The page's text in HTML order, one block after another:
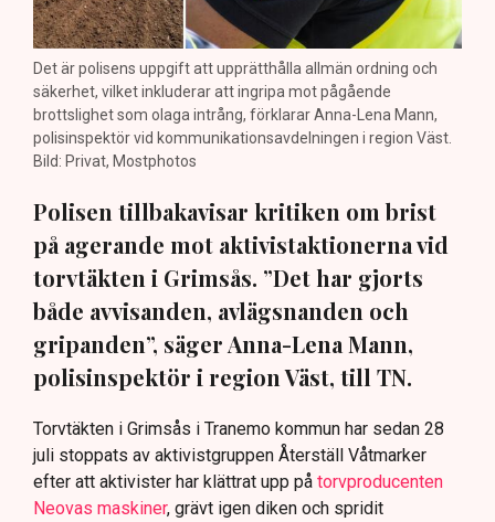
Det är polisens uppgift att upprätthålla allmän ordning och
säkerhet, vilket inkluderar att ingripa mot pågående
brottslighet som olaga intrång, förklarar Anna-Lena Mann,
polisinspektör vid kommunikationsavdelningen i region Väst.
Bild: Privat, Mostphotos
Polisen tillbakavisar kritiken om brist
på agerande mot aktivistaktionerna vid
torvtäkten i Grimsås. ”Det har gjorts
både avvisanden, avlägsnanden och
gripanden”, säger Anna-Lena Mann,
polisinspektör i region Väst, till TN.
Torvtäkten i Grimsås i Tranemo kommun har sedan 28
juli stoppats av aktivistgruppen Återställ Våtmarker
efter att aktivister har klättrat upp på torvproducenten
Neovas maskiner, grävt igen diken och spridit